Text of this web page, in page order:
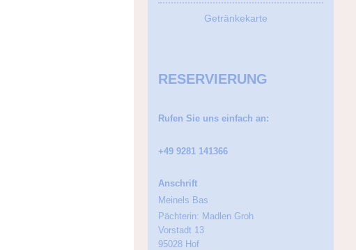
Getränkekarte
RESERVIERUNG
Rufen Sie uns einfach an:
+49 9281 141366
Anschrift
Meinels Bas
Pächterin: Madlen Groh
Vorstadt 13
95028 Hof